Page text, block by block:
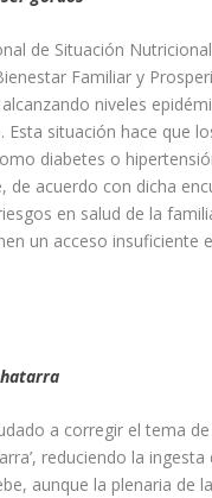
de Situación
Familiar y
niveles
situación hace que
diabetes o
acuerdo con dicha
en salud de la
un acceso insuficiente
a corregir el tema
reduciendo la
aunque la plenaria de